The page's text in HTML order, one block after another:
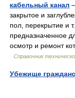
кабельный канал
закрытое и
пол, перекрытие и
предназначенное
осмотр и ремонт
Справочник
Убежище